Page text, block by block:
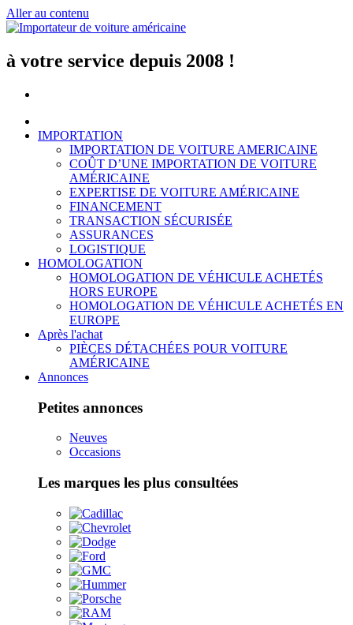
Aller au contenu
à votre service depuis 2008 !
IMPORTATION
IMPORTATION DE VOITURE AMERICAINE
COÛT D’UNE IMPORTATION DE VOITURE
AMÉRICAINE
EXPERTISE DE VOITURE AMÉRICAINE
FINANCEMENT
TRANSACTION SÉCURISÉE
ASSURANCES
LOGISTIQUE
HOMOLOGATION
HOMOLOGATION DE VÉHICULE ACHETÉS
HORS EUROPE
HOMOLOGATION DE VÉHICULE ACHETÉS EN
EUROPE
Après l'achat
PIÈCES DÉTACHÉES POUR VOITURE
AMÉRICAINE
Annonces
Petites annonces
Neuves
Occasions
Les marques les plus consultées